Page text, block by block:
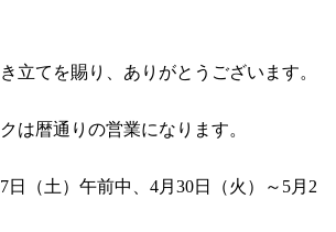
立てを賜り、ありがとうございます。
は暦通りの営業になります。
日（土）午前中、4月30日（火）～5月2